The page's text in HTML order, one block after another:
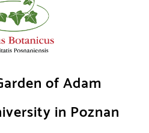
of Adam
in Poznan